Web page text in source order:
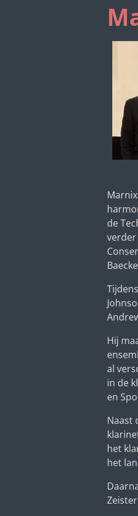
de
verder
Hij
al
in de
en
Naast
het
het